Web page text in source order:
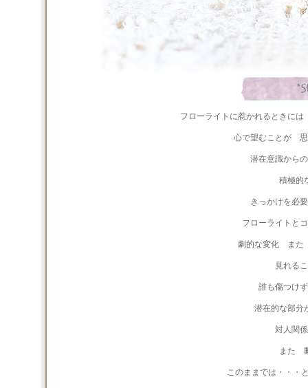
フローライトに惹かれるときに
心で望むことが
潜在意識から
積極的
きっかけを必
フローライトと
劇的な変化 また
見れる
誰も傷つけ
潜在的な部分
対人関
また
このままでは・・・